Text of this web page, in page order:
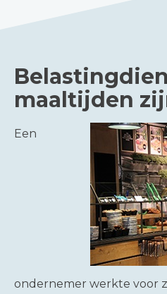
maaltijden
Een
ondernemer werkte voor